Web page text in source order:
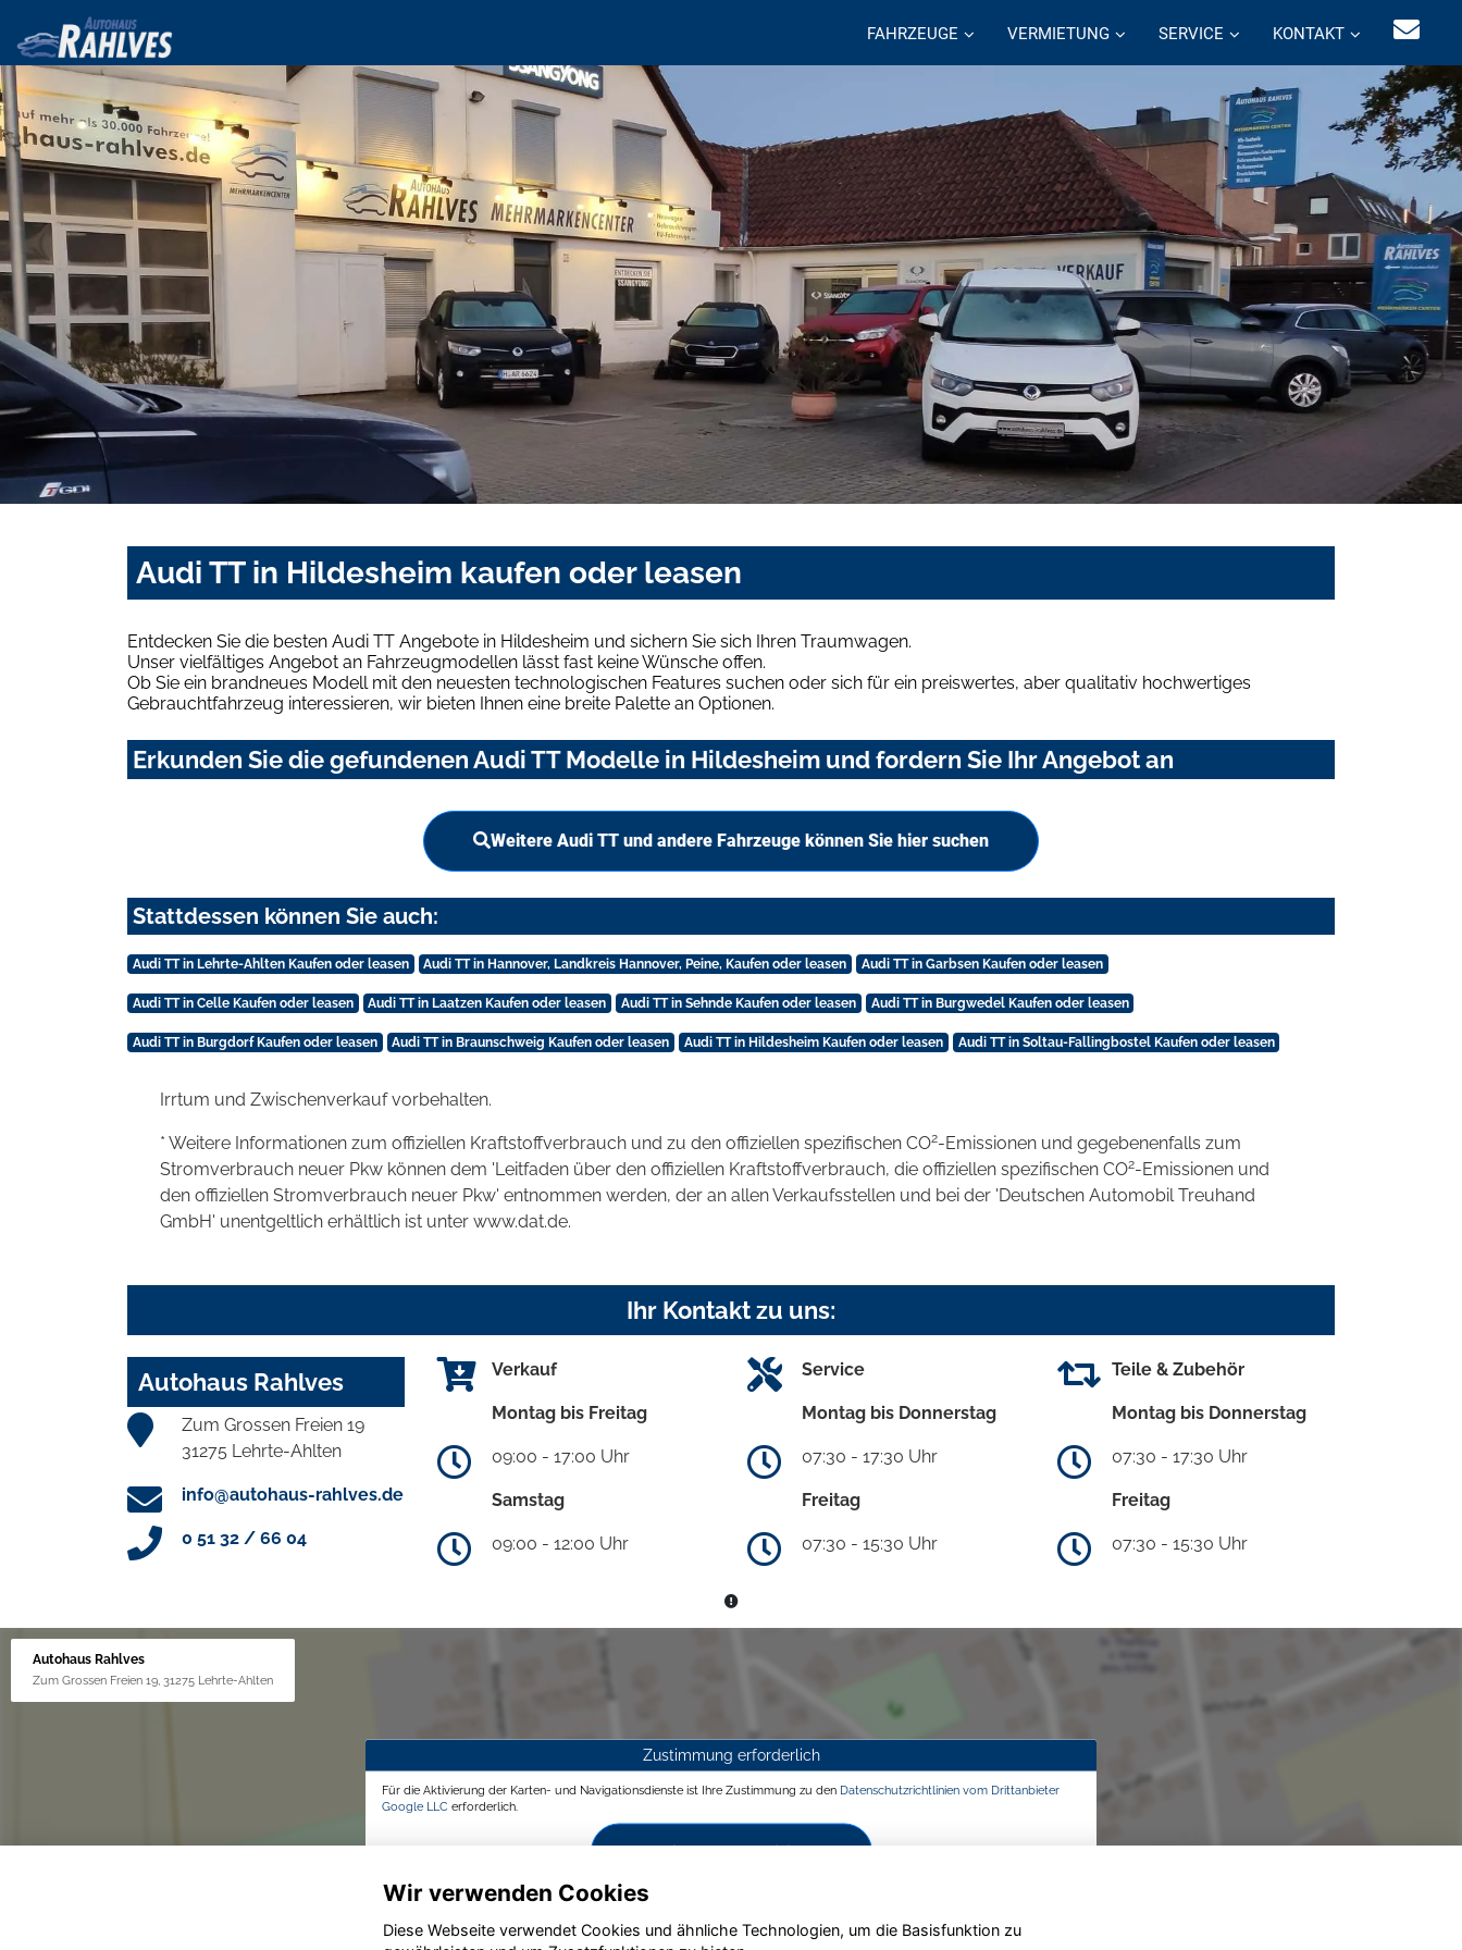
FAHRZEUGE VERMIETUNG SERVICE KONTAKT
Audi TT in Hildesheim kaufen oder leasen
Entdecken Sie die besten Audi TT Angebote in Hildesheim und sichern Sie sich Ihren Traumwagen.
Unser vielfältiges Angebot an Fahrzeugmodellen lässt fast keine Wünsche offen.
Ob Sie ein brandneues Modell mit den neuesten technologischen Features suchen oder sich für ein preiswertes, aber qualitativ hochwertiges
Gebrauchtfahrzeug interessieren, wir bieten Ihnen eine breite Palette an Optionen.
Erkunden Sie die gefundenen Audi TT Modelle in Hildesheim und fordern Sie Ihr Angebot an
Weitere Audi TT und andere Fahrzeuge können Sie hier suchen
Stattdessen können Sie auch:
Audi TT in Lehrte-Ahlten Kaufen oder leasen Audi TT in Hannover, Landkreis Hannover, Peine, Kaufen oder leasen Audi TT in Garbsen Kaufen oder leasen
Audi TT in Celle Kaufen oder leasen Audi TT in Laatzen Kaufen oder leasen Audi TT in Sehnde Kaufen oder leasen Audi TT in Burgwedel Kaufen oder leasen
Audi TT in Burgdorf Kaufen oder leasen Audi TT in Braunschweig Kaufen oder leasen Audi TT in Hildesheim Kaufen oder leasen Audi TT in Soltau-Fallingbostel Kaufen oder leasen
Irrtum und Zwischenverkauf vorbehalten.
* Weitere Informationen zum offiziellen Kraftstoffverbrauch und zu den offiziellen spezifischen CO2-Emissionen und gegebenenfalls zum
Stromverbrauch neuer Pkw können dem 'Leitfaden über den offiziellen Kraftstoffverbrauch, die offiziellen spezifischen CO2-Emissionen und
den offiziellen Stromverbrauch neuer Pkw' entnommen werden, der an allen Verkaufsstellen und bei der 'Deutschen Automobil Treuhand
GmbH' unentgeltlich erhältlich ist unter www.dat.de.
Ihr Kontakt zu uns:
Autohaus Rahlves
Zum Grossen Freien 19
31275 Lehrte-Ahlten
info@autohaus-rahlves.de
0 51 32 / 66 04
Verkauf
Montag bis Freitag
09:00 - 17:00 Uhr
Samstag
09:00 - 12:00 Uhr
Service
Montag bis Donnerstag
07:30 - 17:30 Uhr
Freitag
07:30 - 15:30 Uhr
Teile & Zubehör
Montag bis Donnerstag
07:30 - 17:30 Uhr
Freitag
07:30 - 15:30 Uhr
Autohaus Rahlves
Zum Grossen Freien 19, 31275 Lehrte-Ahlten
Zustimmung erforderlich
Für die Aktivierung der Karten- und Navigationsdienste ist Ihre Zustimmung zu den Datenschutzrichtlinien vom Drittanbieter
Google LLC erforderlich.
Wir verwenden Cookies
Diese Webseite verwendet Cookies und ähnliche Technologien, um die Basisfunktion zu